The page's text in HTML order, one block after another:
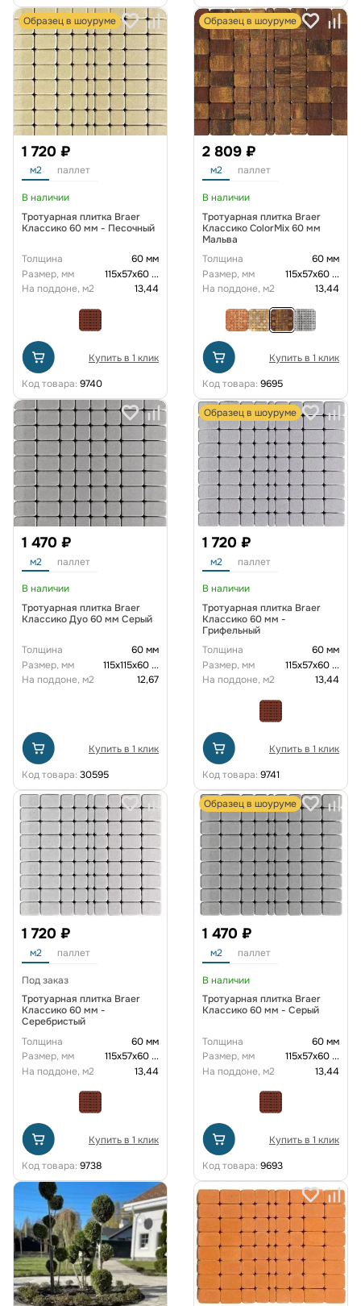
Образец в шоуруме
1 720 ₽
м2 паллет
В наличии
Тротуарная плитка Braer
Классико 60 мм - Песочный
Толщина
60 мм
Размер, мм
115х57х60...
На поддоне, м2
13,44
Купить в 1 клик
Код товара: 9740
Образец в шоуруме
2 809 ₽
м2 паллет
В наличии
Тротуарная плитка Braer
Классико ColorMix 60 мм
Мальва
Толщина
60 мм
Размер, мм
115х57х60...
На поддоне, м2
13,44
Купить в 1 клик
Код товара: 9695
1 470 ₽
м2 паллет
В наличии
Тротуарная плитка Braer
Классико Дуо 60 мм Серый
Толщина
60 мм
Размер, мм
115х115х60...
На поддоне, м2
12,67
Купить в 1 клик
Код товара: 30595
Образец в шоуруме
1 720 ₽
м2 паллет
В наличии
Тротуарная плитка Braer
Классико 60 мм -
Грифельный
Толщина
60 мм
Размер, мм
115х57х60...
На поддоне, м2
13,44
Купить в 1 клик
Код товара: 9741
1 720 ₽
м2 паллет
Под заказ
Тротуарная плитка Braer
Классико 60 мм -
Серебристый
Толщина
60 мм
Размер, мм
115х57х60...
На поддоне, м2
13,44
Купить в 1 клик
Код товара: 9738
Образец в шоуруме
1 470 ₽
м2 паллет
В наличии
Тротуарная плитка Braer
Классико 60 мм - Серый
Толщина
60 мм
Размер, мм
115х57х60...
На поддоне, м2
13,44
Купить в 1 клик
Код товара: 9693